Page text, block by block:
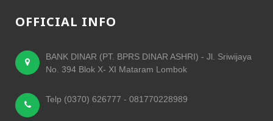
OFFICIAL INFO
BANK DINAR (PT. BPRS DINAR ASHRI) - Jl. Sriwijaya
No. 394 Blok X- XI Mataram Lombok
Telp (0370) 626777 - 081770228989